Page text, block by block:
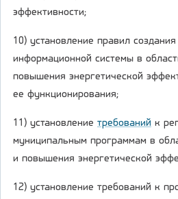
эффективности;
10) установление правил
информационной системы в
повышения энергетической
ее функционирования;
11) установление требований к
муниципальным программам в
и повышения энергетической
12) установление требований к